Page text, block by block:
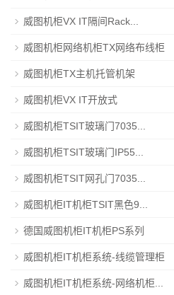
威图机柜VX IT隔间Rack...
威图机柜网络机柜TX网络布线柜
威图机柜TX主机托管机架
威图机柜VX IT开放式
威图机柜TSIT玻璃门7035...
威图机柜TSIT玻璃门IP55...
威图机柜TSIT网孔门7035...
威图机柜IT机柜TSIT黑色9...
德国威图机柜IT机柜PS系列
威图机柜IT机柜系统-线缆管理柜
威图机柜IT机柜系统-网络机柜...